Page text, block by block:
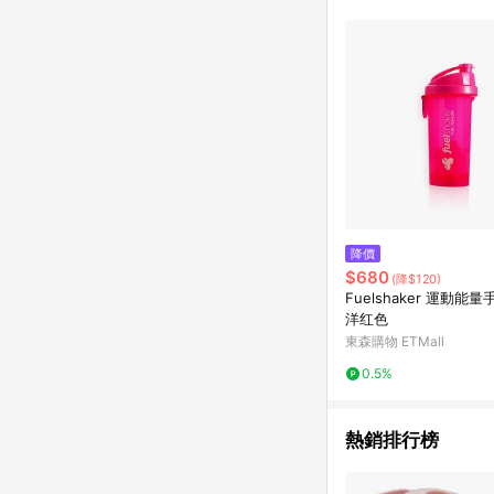
降價
$680 (降$120)
Fuelshaker 運動能量
洋红色
東森購物 ETMall
0.5%
熱銷排行榜